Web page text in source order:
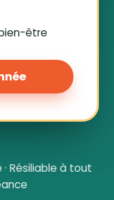
être
Résiliable à tout